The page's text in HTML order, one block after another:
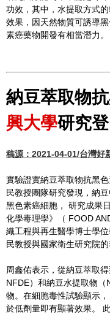
功效，其中，水提取方式
效果，因天然物質可誘導
素癌藥物開發有相當潛力。
納豆萃取物
興大學研究
稿源：2021-04-01/台灣好
實驗證實納豆萃取物抗黑
民教授團隊研究發現，納
黑色素癌細胞， 研究成果
化學毒理學》（ FOOD
織工程與再生醫學博士學
民教授與國家衛生研究院
周鑫佑表示，從納豆萃取
NFDE）和納豆水提取物
物。在細胞毒性試驗顯示
於低劑量即有顯著效果。